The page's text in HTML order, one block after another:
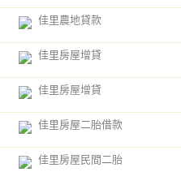
佳里農地貸款
佳里房屋增貸
佳里房屋增貸
佳里房屋二胎借款
佳里房屋民間二胎